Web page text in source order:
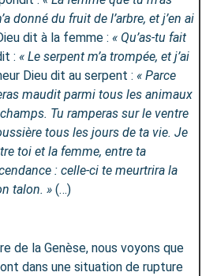
donné du fruit de l’arbre, et j’en ai
dit à la femme : « Qu’as-tu fait
: « Le serpent m’a trompée, et j’ai
Dieu dit au serpent : « Parce
maudit parmi tous les animaux
Tu ramperas sur le ventre
tous les jours de ta vie. Je
toi et la femme, entre ta
: celle-ci te meurtrira la
talon. » (…)
de la Genèse, nous voyons que
dans une situation de rupture